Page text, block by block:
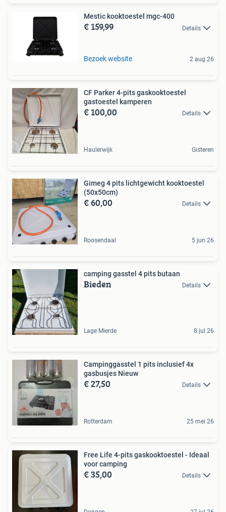
Mestic kooktoestel mgc-400
€ 159,99 Details
Bezoek website 2 aug 26
CF Parker 4-pits gaskooktoestel
gastoestel kamperen
€ 100,00 Details
Haulerwijk Gisteren
Gimeg 4 pits lichtgewicht kooktoestel
(50x50cm)
€ 60,00 Details
Roosendaal 5 jun 26
camping gasstel 4 pits butaan
Bieden Details
Lage Mierde 8 jul 26
Campinggasstel 1 pits inclusief 4x
gasbusjes Nieuw
€ 27,50 Details
Rotterdam 25 mei 26
Free Life 4-pits gaskooktoestel - Ideaal
voor camping
€ 35,00 Details